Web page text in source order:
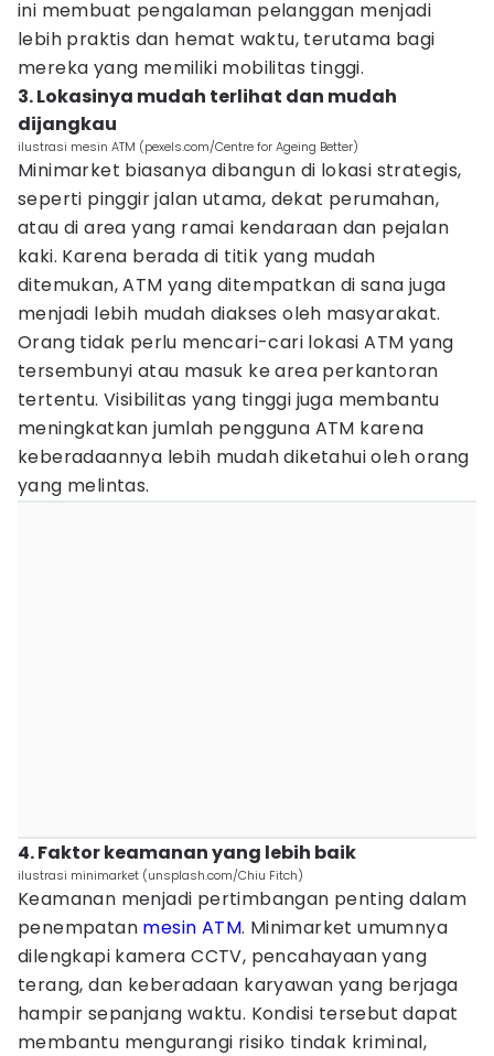
ini membuat pengalaman pelanggan menjadi
lebih praktis dan hemat waktu, terutama bagi
mereka yang memiliki mobilitas tinggi.
3. Lokasinya mudah terlihat dan mudah
dijangkau
ilustrasi mesin ATM (pexels.com/Centre for Ageing Better)
Minimarket biasanya dibangun di lokasi strategis,
seperti pinggir jalan utama, dekat perumahan,
atau di area yang ramai kendaraan dan pejalan
kaki. Karena berada di titik yang mudah
ditemukan, ATM yang ditempatkan di sana juga
menjadi lebih mudah diakses oleh masyarakat.
Orang tidak perlu mencari-cari lokasi ATM yang
tersembunyi atau masuk ke area perkantoran
tertentu. Visibilitas yang tinggi juga membantu
meningkatkan jumlah pengguna ATM karena
keberadaannya lebih mudah diketahui oleh orang
yang melintas.
4. Faktor keamanan yang lebih baik
ilustrasi minimarket (unsplash.com/Chiu Fitch)
Keamanan menjadi pertimbangan penting dalam
penempatan mesin ATM. Minimarket umumnya
dilengkapi kamera CCTV, pencahayaan yang
terang, dan keberadaan karyawan yang berjaga
hampir sepanjang waktu. Kondisi tersebut dapat
membantu mengurangi risiko tindak kriminal,